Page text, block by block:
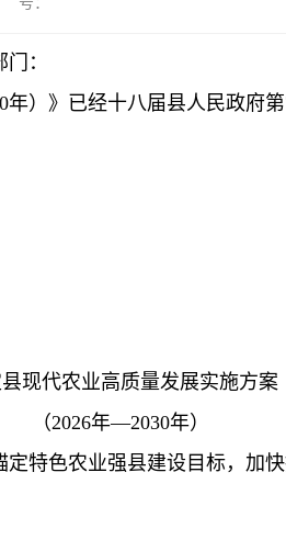
：
）》已经十八届县人民政府
现代农业高质量发展实施方案
（2026年—2030年）
特色农业强县建设目标，加